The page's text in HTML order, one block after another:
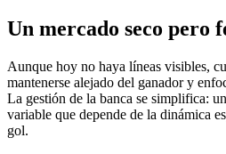
Un mercado seco pero
Aunque hoy no haya líneas visibles,
mantenerse alejado del ganador y
La gestión de la banca se simplifica:
variable que depende de la dinámica
gol.